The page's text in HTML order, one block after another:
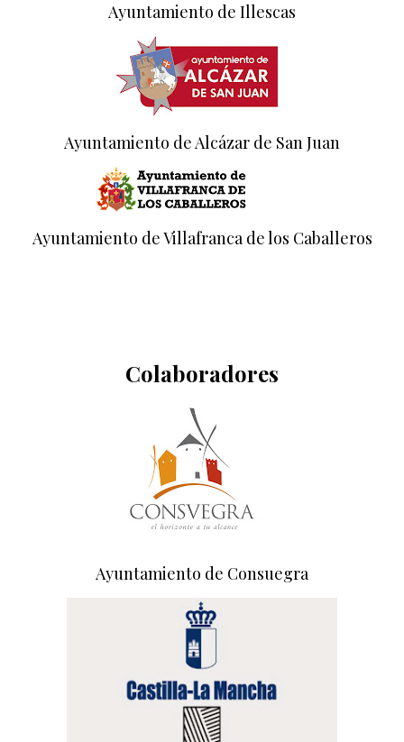
Ayuntamiento de Illescas
Ayuntamiento de Alcázar de San Juan
Ayuntamiento de Villafranca de los Caballeros
Colaboradores
Ayuntamiento de Consuegra